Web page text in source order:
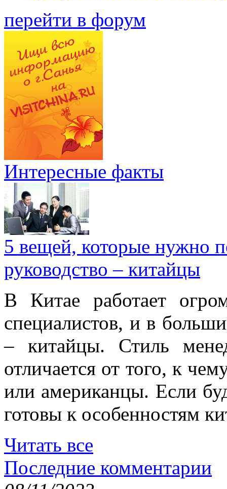
перейти в форум
Интересные факты
5 вещей, которые нужно
руководство – китайцы
В Китае работает
специалистов, и в
– китайцы. Стиль
отличается от того, к
или американцы. Если
готовы к особенностям
Читать все
Последние комментарии